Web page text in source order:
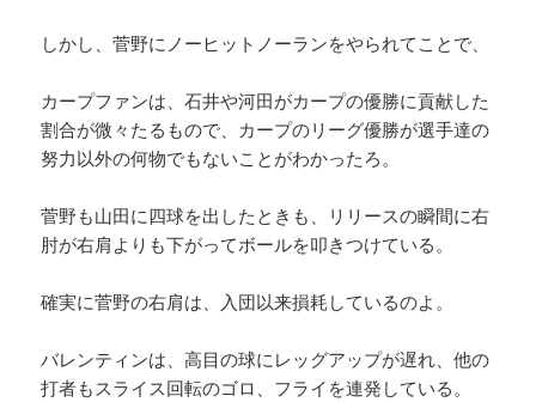
しかし、菅野にノーヒットノーランをやられてことで、
カープファンは、石井や河田がカープの優勝に貢献した
割合が微々たるもので、カープのリーグ優勝が選手達の
努力以外の何物でもないことがわかったろ。
菅野も山田に四球を出したときも、リリースの瞬間に右
肘が右肩よりも下がってボールを叩きつけている。
確実に菅野の右肩は、入団以来損耗しているのよ。
バレンティンは、高目の球にレッグアップが遅れ、他の
打者もスライス回転のゴロ、フライを連発している。